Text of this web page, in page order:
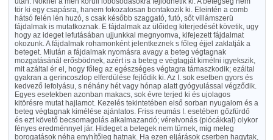
tör ki egy csapásra, hanem fokozatosan bontakozik ki. Eleintén a comb
hátsó felén lén huzó, s csak később szaggató, futó, sőt villámszerü
fájdalmak is mutatkoznak. E fájdalmak az ülőideg kiterjedését követik, ugy
hogy az ideget lefutásában ujjunkkal megnyomva, kifejezett fájdalmat
okozunk. A fájdalmak rohamonként jelentkeznek s főleg éjjel zaklatják a
beteget. Miután a fájdalmak nyomásra avagy a beteg végtagnak
mozgatásánál erősbödnek, azért is a beteg e végtagját kimélni igyekszik,
mit azáltal ér el, hogy főleg az egészséges végtagra támaszkodik; ezáltal
gyakran a gerincoszlop elferdülése fejlődik ki. Az I. sok esetben gyors és
kedvező lefolyásu, s néhány hét vagy hónap alatt gyógyulással végződik.
Egyes esetekben azonban makacs, sok évre terjed ki és ujolagos
kitörésre mutat hajlamot. Kezelés tekintetében első sorban nyugalom és a
beteg végtagnak kimélése ajánlatos. Friss reumás I. esetében gőzfürdő
és ezt követő becsomagolás alkalmazandó; vérelvonás (piócákkal) olykor
fényes eredménnyel jár. Hideget a betegek nem türnek, mig meleg
borogatások néha enyhítőleg hatnak. Ha ezen eljárások cserben hagytak,